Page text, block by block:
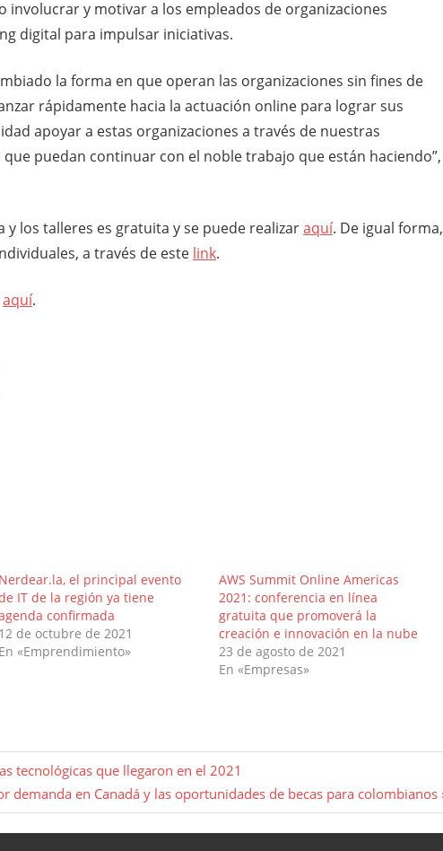
involucrar y motivar a los empleados de organizaciones
digital para impulsar iniciativas.
la forma en que operan las organizaciones sin fines de
rápidamente hacia la actuación online para lograr sus
apoyar a estas organizaciones a través de nuestras
puedan continuar con el noble trabajo que están haciendo”,
y los talleres es gratuita y se puede realizaraquí. De igual forma,
a través de este link.
aquí.
Nerdear.la, el principal evento
IT de la región ya tiene
confirmada
12 de octubre de 2021
En «Emprendimiento»
AWS Summit Online Americas
2021: conferencia en línea
gratuita que promoverá la
creación e innovación en la nube
23 de agosto de 2021
En «Empresas»
tecnológicas que llegaron en el 2021
demanda en Canadá y las oportunidades de becas para colombianos